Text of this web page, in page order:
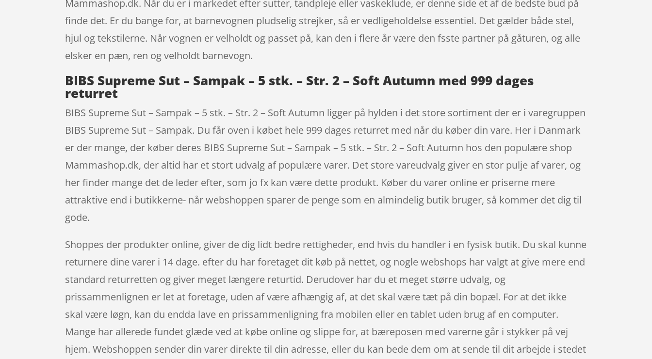
Mammashop.dk. Når du er i markedet efter sutter, tandpleje eller vaskeklude, er denne side et af de bedste bud på
finde det. Er du bange for, at barnevognen pludselig strejker, så er vedligeholdelse essentiel. Det gælder både stel,
hjul og tekstilerne. Når vognen er velholdt og passet på, kan den i flere år være den fsste partner på gåturen, og alle
elsker en pæn, ren og velholdt barnevogn.
BIBS Supreme Sut – Sampak – 5 stk. – Str. 2 – Soft Autumn med 999 dages
returret
BIBS Supreme Sut – Sampak – 5 stk. – Str. 2 – Soft Autumn ligger på hylden i det store sortiment der er i varegruppen
BIBS Supreme Sut – Sampak. Du får oven i købet hele 999 dages returret med når du køber din vare. Her i Danmark
er der mange, der køber deres BIBS Supreme Sut – Sampak – 5 stk. – Str. 2 – Soft Autumn hos den populære shop
Mammashop.dk, der altid har et stort udvalg af populære varer. Det store vareudvalg giver en stor pulje af varer, og
her finder mange det de leder efter, som jo fx kan være dette produkt. Køber du varer online er priserne mere
attraktive end i butikkerne- når webshoppen sparer de penge som en almindelig butik bruger, så kommer det dig til
gode.
Shoppes der produkter online, giver de dig lidt bedre rettigheder, end hvis du handler i en fysisk butik. Du skal kunne
returnere dine varer i 14 dage. efter du har foretaget dit køb på nettet, og nogle webshops har valgt at give mere end
standard returretten og giver meget længere returtid. Derudover har du et meget større udvalg, og
prissammenlignen er let at foretage, uden af være afhængig af, at det skal være tæt på din bopæl. For at det ikke
skal være løgn, kan du endda lave en prissammenligning fra mobilen eller en tablet uden brug af en computer.
Mange har allerede fundet glæde ved at købe online og slippe for, at bæreposen med varerne går i stykker på vej
hjem. Webshoppen sender din varer direkte til din adresse, eller du kan bede dem om at sende til dit arbejde i stedet